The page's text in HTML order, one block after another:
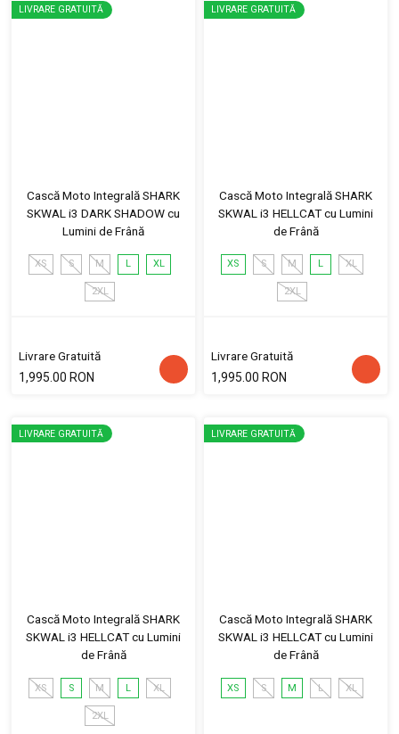
LIVRARE GRATUITĂ
Cască Moto Integrală SHARK
SKWAL i3 DARK SHADOW cu
Lumini de Frână
XS S M L XL
2XL
Livrare Gratuită
1,995.00 RON
LIVRARE GRATUITĂ
Cască Moto Integrală SHARK
SKWAL i3 HELLCAT cu Lumini
de Frână
XS S M L XL
2XL
Livrare Gratuită
1,995.00 RON
LIVRARE GRATUITĂ
Cască Moto Integrală SHARK
SKWAL i3 HELLCAT cu Lumini
de Frână
XS S M L XL
2XL
LIVRARE GRATUITĂ
Cască Moto Integrală SHARK
SKWAL i3 HELLCAT cu Lumini
de Frână
XS S M L XL